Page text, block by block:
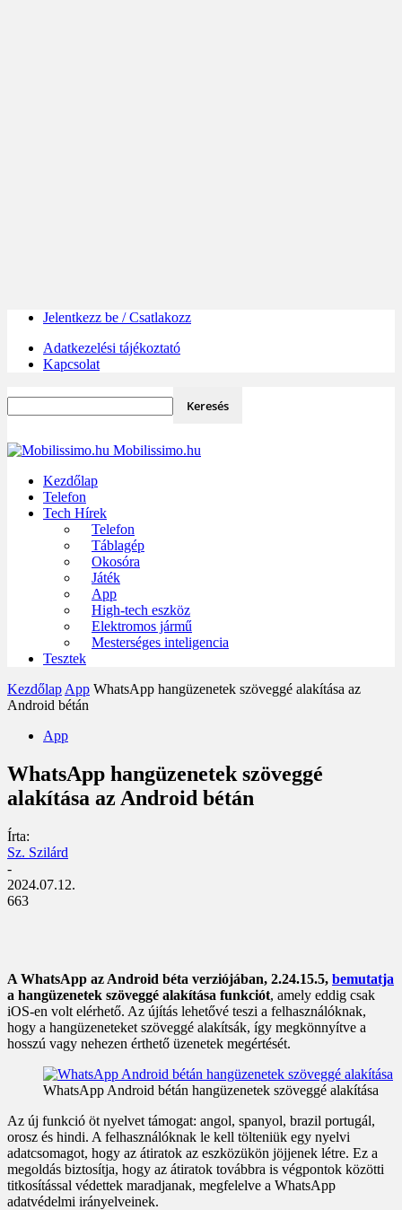
Jelentkezz be / Csatlakozz
Adatkezelési tájékoztató
Kapcsolat
Mobilissimo.hu
Kezdőlap
Telefon
Tech Hírek
Telefon
Táblagép
Okosóra
Játék
App
High-tech eszköz
Elektromos jármű
Mesterséges inteligencia
Tesztek
Kezdőlap App WhatsApp hangüzenetek szöveggé alakítása az
Android bétán
App
WhatsApp hangüzenetek szöveggé
alakítása az Android bétán
Írta:
Sz. Szilárd
-
2024.07.12.
663
A WhatsApp az Android béta verziójában, 2.24.15.5, bemutatja
a hangüzenetek szöveggé alakítása funkciót, amely eddig csak
iOS-en volt elérhető. Az újítás lehetővé teszi a felhasználóknak,
hogy a hangüzeneteket szöveggé alakítsák, így megkönnyítve a
hosszú vagy nehezen érthető üzenetek megértését.
WhatsApp Android bétán hangüzenetek szöveggé alakítása
Az új funkció öt nyelvet támogat: angol, spanyol, brazil portugál,
orosz és hindi. A felhasználóknak le kell tölteniük egy nyelvi
adatcsomagot, hogy az átiratok az eszközükön jöjjenek létre. Ez a
megoldás biztosítja, hogy az átiratok továbbra is végpontok közötti
titkosítással védettek maradjanak, megfelelve a WhatsApp
adatvédelmi irányelveinek.